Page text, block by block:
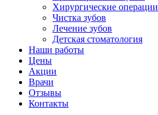
Хирургические операции
Чистка зубов
Лечение зубов
Детская стоматология
Наши работы
Цены
Акции
Врачи
Отзывы
Контакты